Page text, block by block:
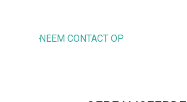
NEEM CONTACT OP